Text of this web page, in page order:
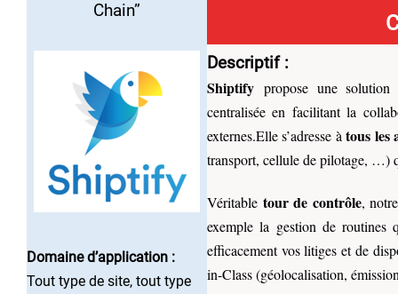
Chain”
Domaine d’application :
Tout type de site, tout type
Descriptif :
Shiptify propose une
centralisée en facilitant la
externes.Elle s’adresse àtous les
transport, cellule de pilotage, …)
Véritable tour de contrôle,
exemple la gestion de routines
efficacement vos litiges et de
in-Class (géolocalisation,